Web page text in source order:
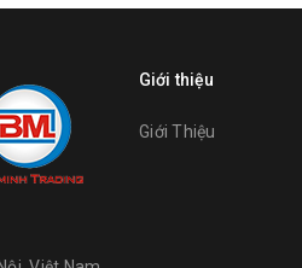
Giới thiệu
Giới Thiệu